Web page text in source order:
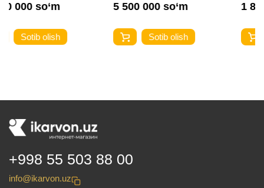
5 500 000 so‘m
Sotib olish
1 862 500 so‘m
Sotib olish
+998 55 503 88 00
info@ikarvon.uz